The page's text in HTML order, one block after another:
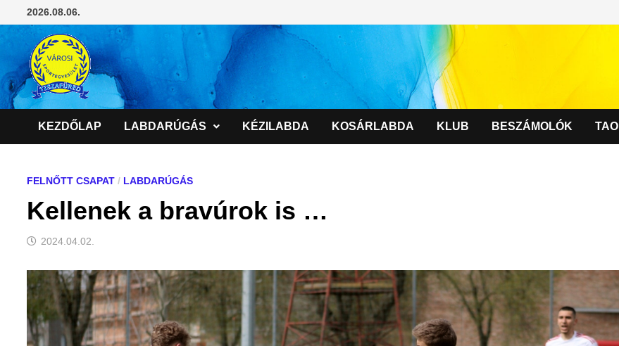
to
2026.08.06.
KEZDŐLAP LABDARÚGÁS KÉZILABDA KOSÁRLABDA KLUB BESZÁMOLÓK TAO
FELNŐTT CSAPAT / LABDARÚGÁS
Kellenek a bravúrok is …
2024.04.02.